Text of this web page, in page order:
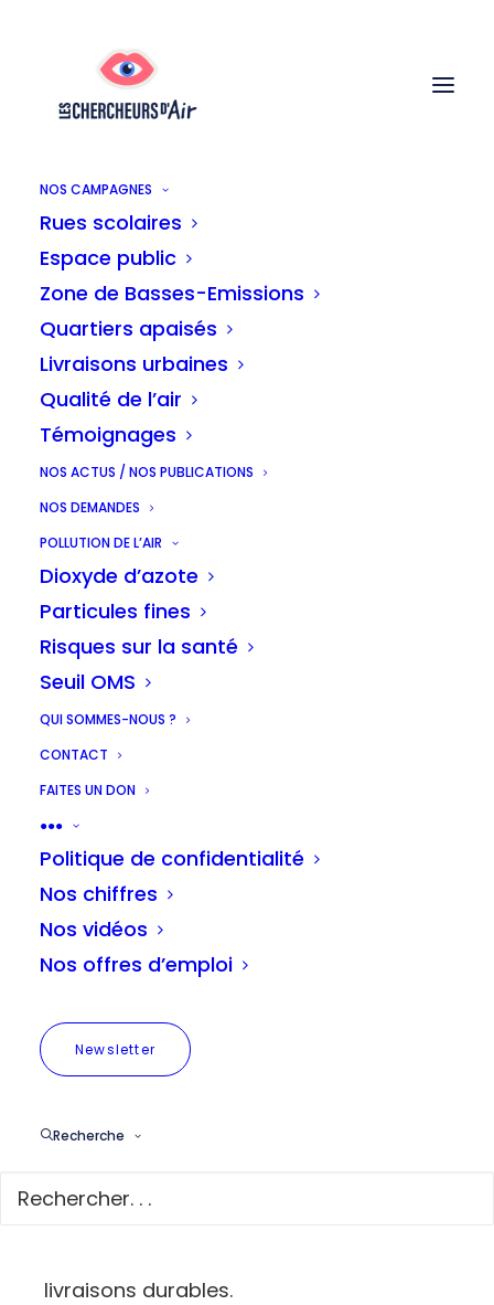
NOS CAMPAGNES
Rues scolaires
Espace public
Zone de Basses-Emissions
Quartiers apaisés
Livraisons urbaines
Qualité de l’air
Témoignages
NOS ACTUS / NOS PUBLICATIONS
NOS DEMANDES
POLLUTION DE L’AIR
Dioxyde d’azote
Particules fines
Risques sur la santé
Seuil OMS
QUI SOMMES-NOUS ?
CONTACT
FAITES UN DON
●●●
Politique de confidentialité
Nos chiffres
Nos vidéos
Nos offres d’emploi
Newsletter
Recherche
Des livraisons plus
durables pour mieux
respirer à Bruxelles
Initialement publié dans
En Région bruxelloise, les livraisons à
domicile sont de plus en plus
nombreuses. Les colis, souvent
transportés par des camionnettes
contre cette pollution, il est essentiel
d’optimiser et de rendre plus propre la
logistique urbaine liée au e-commerce.
Les citoyen·nes le demandent. Les élu·es
En effet, une récente
par OpinionWay indique que 61% des
entreprises doivent agir maintenant
pour lutter contre le changement
livraisons durables.